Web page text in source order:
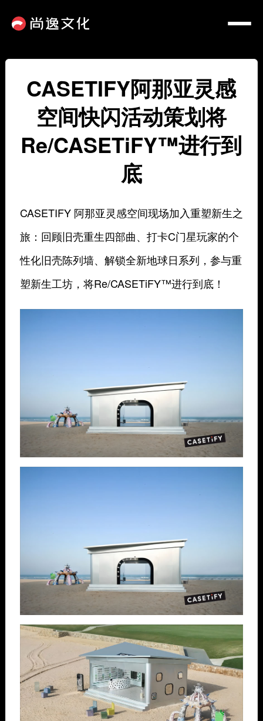
CASETIFY阿那亚灵感
空间快闪活动策划将
Re/CASETiFY™️进行到
底
CASETIFY 阿那亚灵感空间现场加入重塑新生之
旅：回顾旧壳重生四部曲、打卡C门星玩家的个
性化旧壳陈列墙、解锁全新地球日系列，参与重
塑新生工坊，将Re/CASETiFY™️进行到底！